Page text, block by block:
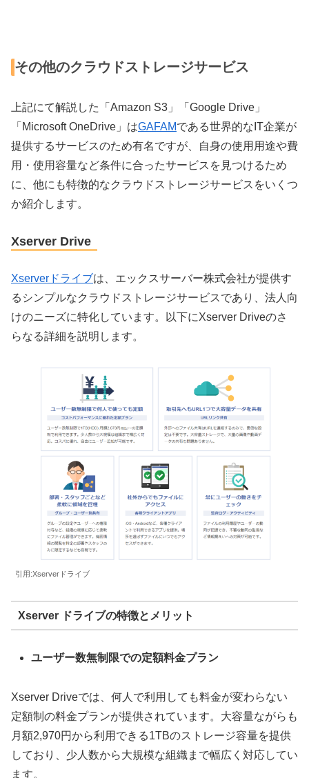
その他のクラウドストレージサービス
上記にて解説した「Amazon S3」「Google Drive」
「Microsoft OneDrive」はGAFAMである世界的なIT企業が
提供するサービスのため有名ですが、自身の使用用途や費
用・使用容量など条件に合ったサービスを見つけるため
に、他にも特徴的なクラウドストレージサービスをいくつ
か紹介します。
Xserver Drive
Xserverドライブは、エックスサーバー株式会社が提供す
るシンプルなクラウドストレージサービスであり、法人向
けのニーズに特化しています。以下にXserver Driveのさ
らなる詳細を説明します。
引用:Xserverドライブ
Xserver ドライブの特徴とメリット
ユーザー数無制限での定額料金プラン
Xserver Driveでは、何人で利用しても料金が変わらない
定額制の料金プランが提供されています。大容量ながらも
月額2,970円から利用できる1TBのストレージ容量を提供
しており、少人数から大規模な組織まで幅広く対応してい
ます。